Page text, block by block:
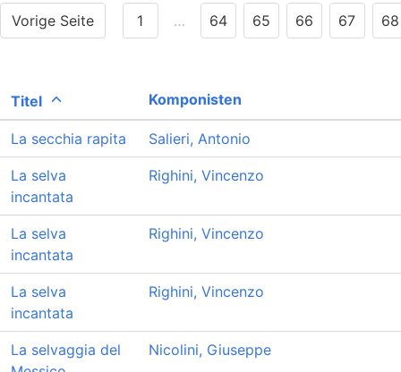
Vorige Seite 1 … 64 65 66 67 68
Titel Komponisten
La secchia rapita Salieri, Antonio
La selva
incantata
Righini, Vincenzo
La selva
incantata
Righini, Vincenzo
La selva
incantata
Righini, Vincenzo
La selvaggia del
Nicolini, Giuseppe